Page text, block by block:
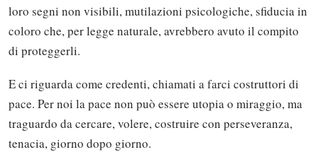
loro segni non visibili, mutilazioni psicologiche, sfiducia in
coloro che, per legge naturale, avrebbero avuto il compito
di proteggerli.
E ci riguarda come credenti, chiamati a farci costruttori di
pace. Per noi la pace non può essere utopia o miraggio, ma
traguardo da cercare, volere, costruire con perseveranza,
tenacia, giorno dopo giorno.
Solo gli utenti registrati possono
commentare!